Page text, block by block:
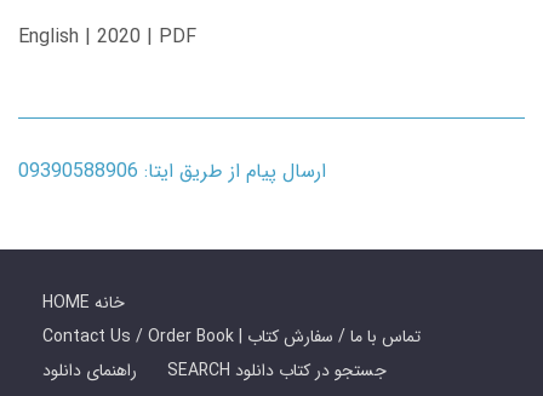
English | 2020 | PDF
ارسال پیام از طریق ایتا: 09390588906
HOME خانه
Contact Us / Order Book | تماس با ما / سفارش کتاب
راهنمای دانلود
SEARCH جستجو در کتاب دانلود